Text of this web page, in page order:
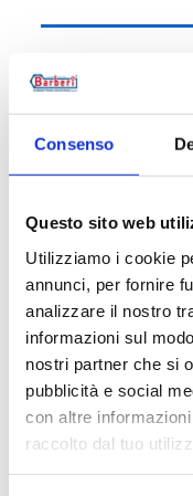
Consenso
Questo sito web
Utilizziamo i cookie
annunci, per fornire
analizzare il nostro
informazioni sul
nostri partner che si
pubblicità e social
con altre
raccolto dal tuo
V14M3200B1
V14M3200C1
V14M3200D1
Descrizione